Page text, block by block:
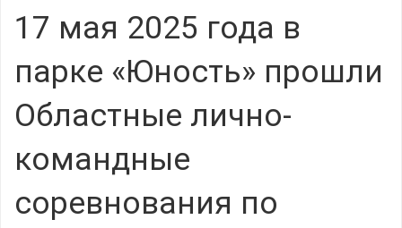
17 мая 2025 года в
парке «Юность» прошли
Областные лично-
командные
соревнования по